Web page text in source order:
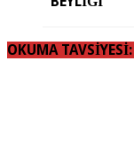
OKUMA TAVSİYESİ: